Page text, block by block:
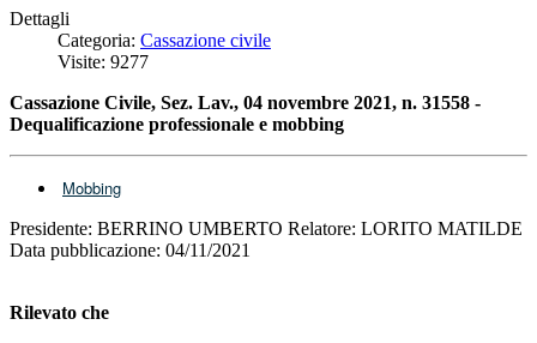
Dettagli
Categoria: Cassazione civile
Visite: 9277
Cassazione Civile, Sez. Lav., 04 novembre 2021, n. 31558 -
Dequalificazione professionale e mobbing
Mobbing
Presidente: BERRINO UMBERTO Relatore: LORITO MATILDE
Data pubblicazione: 04/11/2021
Rilevato che